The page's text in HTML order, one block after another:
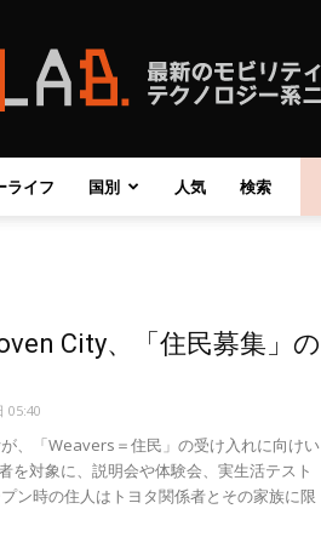
自
運
ライフ 国別 人気 検索
City、「住民募集」の
05:40
、「Weavers＝住民」の受け入れに向けい
を対象に、説明会や体験会、実生活テスト
ン時の住人はトヨタ関係者とその家族に限